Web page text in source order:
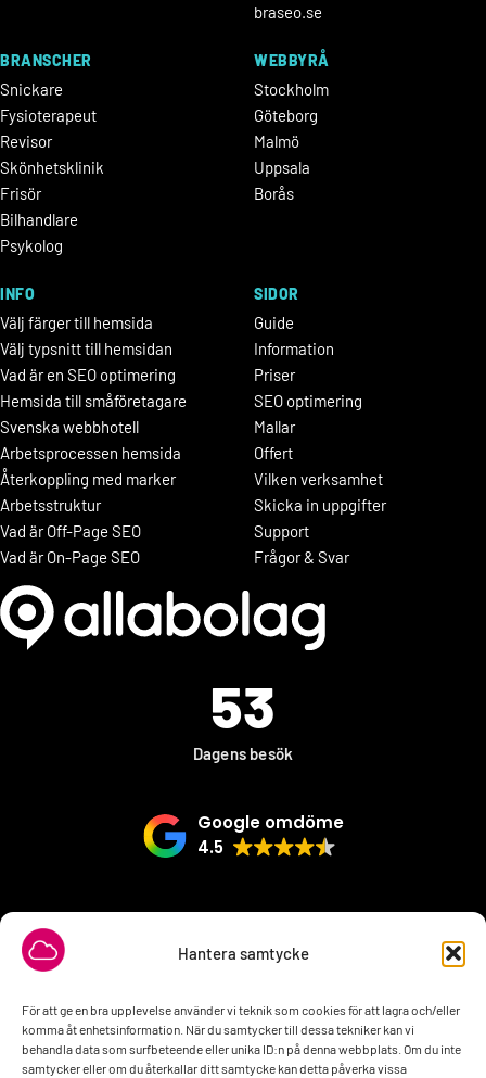
Hantera samtycke
För att ge en bra upplevelse använder vi teknik som cookies för att lagra och/eller
komma åt enhetsinformation. När du samtycker till dessa tekniker kan vi
behandla data som surfbeteende eller unika ID:n på denna webbplats. Om du inte
samtycker eller om du återkallar ditt samtycke kan detta påverka vissa
braseo.se
BRANSCHER
Snickare
Fysioterapeut
Revisor
Skönhetsklinik
Frisör
Bilhandlare
Psykolog
WEBBYRÅ
Stockholm
Göteborg
Malmö
Uppsala
Borås
INFO
Välj färger till hemsida
Välj typsnitt till hemsidan
Vad är en SEO optimering
Hemsida till småföretagare
Svenska webbhotell
Arbetsprocessen hemsida
Återkoppling med marker
Arbetsstruktur
Vad är Off-Page SEO
Vad är On-Page SEO
SIDOR
Guide
Information
Priser
SEO optimering
Mallar
Offert
Vilken verksamhet
Skicka in uppgifter
Support
Frågor & Svar
53
Dagens besök
Google omdöme
4.5